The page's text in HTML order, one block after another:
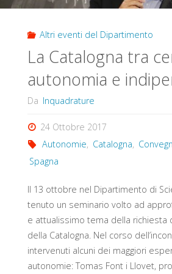
Altri eventi del Dipartimento
La Catalogna tra
autonomia e
Da Inquadrature
24 Ottobre 2017
Autonomie, Catalogna,
Spagna
Il 13 ottobre nel Dipartimento di
tenuto un seminario volto ad
e attualissimo tema della richiesta
della Catalogna. Nel corso
intervenuti alcuni dei maggiori
autonomie: Tomas Font i Llovet,